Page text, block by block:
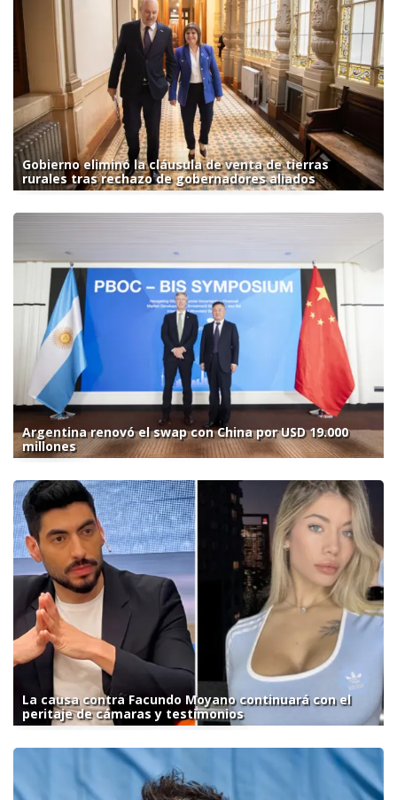
Gobierno eliminó la cláusula de venta de tierras
rurales tras rechazo de gobernadores aliados
Argentina renovó el swap con China por USD 19.000
millones
La causa contra Facundo Moyano continuará con el
peritaje de cámaras y testimonios